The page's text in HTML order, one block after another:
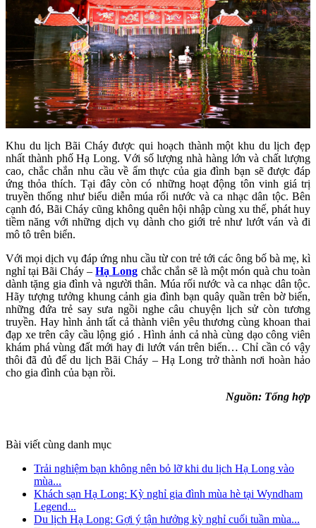
Khu du lịch Bãi Cháy được qui hoạch thành một khu du lịch đẹp
nhất thành phố Hạ Long. Với số lượng nhà hàng lớn và chất lượng
cao, chắc chắn nhu cầu về ẩm thực của gia đình bạn sẽ được đáp
ứng thỏa thích. Tại đây còn có những hoạt động tôn vinh giá trị
truyền thống như biểu diễn múa rối nước và ca nhạc dân tộc. Bên
cạnh đó, Bãi Cháy cũng không quên hội nhập cùng xu thế, phát huy
tiềm năng với những dịch vụ dành cho giới trẻ như lướt ván và đi
mô tô trên biển.
Với mọi dịch vụ đáp ứng nhu cầu từ con trẻ tới các ông bố bà mẹ, kì
nghỉ tại Bãi Cháy – Hạ Long chắc chắn sẽ là một món quà chu toàn
dành tặng gia đình và người thân. Múa rối nước và ca nhạc dân tộc.
Hãy tượng tưởng khung cảnh gia đình bạn quây quần trên bờ biển,
những đứa trẻ say sưa ngồi nghe câu chuyện lịch sử còn tương
truyền. Hay hình ảnh tất cả thành viên yêu thương cùng khoan thai
đạp xe trên cây cầu lộng gió . Hình ảnh cả nhà cùng dạo công viên
khám phá vùng đất mới hay đi lướt ván trên biển… Chỉ cần có vậy
thôi đã đủ để du lịch Bãi Cháy – Hạ Long trở thành nơi hoàn hảo
cho gia đình của bạn rồi.
Nguồn: Tổng hợp
Bài viết cùng danh mục
Trải nghiệm bạn không nên bỏ lỡ khi du lịch Hạ Long vào
mùa...
Khách sạn Hạ Long: Kỳ nghỉ gia đình mùa hè tại Wyndham
Legend...
Du lịch Hạ Long: Gợi ý tận hưởng kỳ nghỉ cuối tuần mùa...